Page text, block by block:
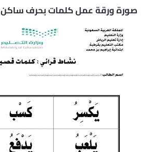
صورة ورقة عمل كلمات بحرف ساكن